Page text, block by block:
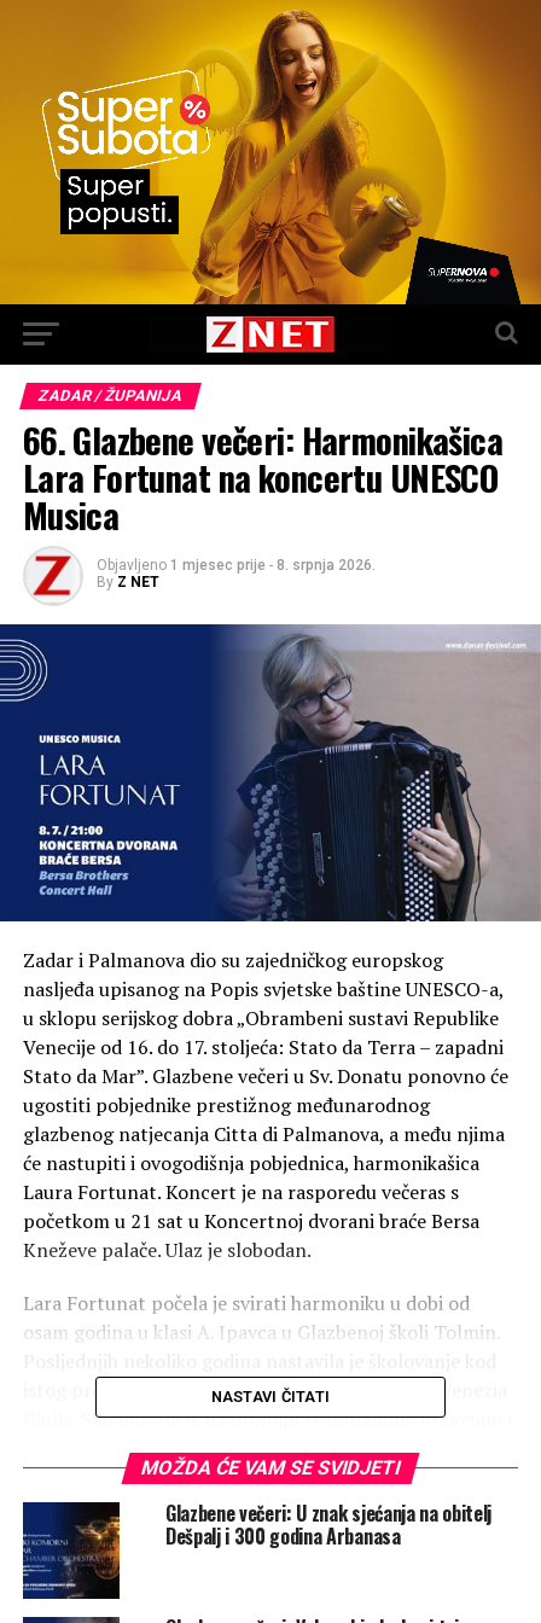
ZADAR / ŽUPANIJA
66. Glazbene večeri: Harmonikašica
Lara Fortunat na koncertu UNESCO
Musica
Objavljeno 1 mjesec prije - 8. srpnja 2026.
By Z NET
Zadar i Palmanova dio su zajedničkog europskog
nasljeđa upisanog na Popis svjetske baštine UNESCO-a,
u sklopu serijskog dobra „Obrambeni sustavi Republike
Venecije od 16. do 17. stoljeća: Stato da Terra – zapadni
Stato da Mar”. Glazbene večeri u Sv. Donatu ponovno će
ugostiti pobjednike prestižnog međunarodnog
glazbenog natjecanja Citta di Palmanova, a među njima
će nastupiti i ovogodišnja pobjednica, harmonikašica
Laura Fortunat. Koncert je na rasporedu večeras s
početkom u 21 sat u Koncertnoj dvorani braće Bersa
Kneževe palače. Ulaz je slobodan.
Lara Fortunat počela je svirati harmoniku u dobi od
osam godina u klasi A. Ipavca u Glazbenoj školi Tolmin.
istog profesora u sklopu Glasbene matice Friuli Venezia
Giulia. Sudjelovala je na brojnim regionalnim, državnim i
međunarodnim natjecanjima na kojima je osvojila
nekoliko nagrada i priznanja.
Među njezinim posebno istaknutim uspjesima izdvaja se
nastup na Međunarodnom natjecanju mladih glazbenika
Euritmia u Povolettu (IT), gdje je 2019. godine osvojila
maksimalnih 100 bodova i prvu apsolutnu nagradu u
NASTAVI ČITATI
MOŽDA ĆE VAM SE SVIDJETI
Glazbene večeri: U znak sjećanja na obitelj
Dešpalj i 300 godina Arbanasa